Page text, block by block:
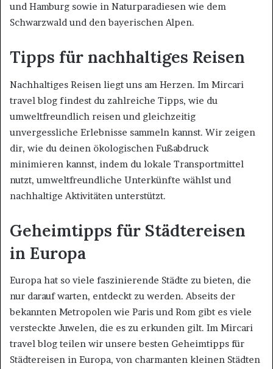
und Hamburg sowie in Naturparadiesen wie dem
Schwarzwald und den bayerischen Alpen.
Tipps für nachhaltiges Reisen
Nachhaltiges Reisen liegt uns am Herzen. Im Mircari
travel blog findest du zahlreiche Tipps, wie du
umweltfreundlich reisen und gleichzeitig
unvergessliche Erlebnisse sammeln kannst. Wir zeigen
dir, wie du deinen ökologischen Fußabdruck
minimieren kannst, indem du lokale Transportmittel
nutzt, umweltfreundliche Unterkünfte wählst und
nachhaltige Aktivitäten unterstützt.
Geheimtipps für Städtereisen
in Europa
Europa hat so viele faszinierende Städte zu bieten, die
nur darauf warten, entdeckt zu werden. Abseits der
bekannten Metropolen wie Paris und Rom gibt es viele
versteckte Juwelen, die es zu erkunden gilt. Im Mircari
travel blog teilen wir unsere besten Geheimtipps für
Städtereisen in Europa, von charmanten kleinen Städten